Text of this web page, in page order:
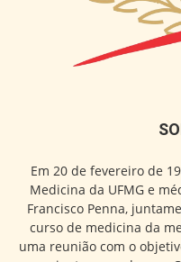
Em 20 de fevereiro de
Medicina da UFMG e
Francisco Penna,
curso de medicina da
uma reunião com o